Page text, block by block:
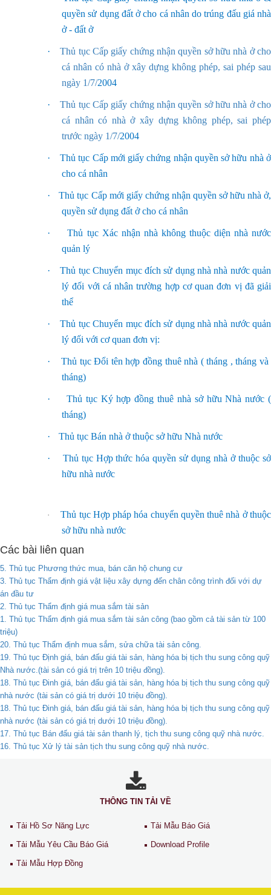
quyền sử dụng đất ở cho cá nhân do trúng đấu giá nhà
ở - đất ở
·
Thủ tục Cấp giấy chứng nhận quyền sở hữu nhà ở cho
cá nhân có nhà ở xây dựng không phép, sai phép sau
ngày 1/7/2004
·
Thủ tục Cấp giấy chứng nhận quyền sở hữu nhà ở cho
cá nhân có nhà ở xây dựng không phép, sai phép
trước ngày 1/7/2004
·
Thủ tục Cấp mới giấy chứng nhận quyền sở hữu nhà ở
cho cá nhân
·
Thủ tục Cấp mới giấy chứng nhận quyền sở hữu nhà ở,
quyền sử dụng đất ở cho cá nhân
·
Thủ tục Xác nhận nhà không thuộc diện nhà nước
quản lý
·
Thủ tục Chuyển mục đích sử dụng nhà nhà nước quản
lý đối với cá nhân trường hợp cơ quan đơn vị đã giải
thể
·
Thủ tục Chuyển mục đích sử dụng nhà nhà nước quản
lý đối với cơ quan đơn vị:
·
Thủ tục Đổi tên hợp đồng thuê nhà ( tháng , tháng và
tháng)
·
Thủ tục Ký hợp đồng thuê nhà sở hữu Nhà nước (
tháng)
· Thủ tục Bán nhà ở thuộc sở hữu Nhà nước
·
Thủ tục Hợp thức hóa quyền sử dụng nhà ở thuộc sở
hữu nhà nước
·
Thủ tục Hợp pháp hóa chuyển quyền thuê nhà ở thuộc
sở hữu nhà nước
Các bài liên quan
5. Thủ tục Phương thức mua, bán căn hộ chung cư
3. Thủ tục Thẩm định giá vật liệu xây dựng đến chân công trình đối với dự
án đầu tư
2. Thủ tục Thẩm định giá mua sắm tài sản
1. Thủ tục Thẩm định giá mua sắm tài sản công (bao gồm cả tài sản từ 100
triệu)
20. Thủ tục Thẩm định mua sắm, sửa chữa tài sản công.
19. Thủ tục Định giá, bán đấu giá tài sản, hàng hóa bị tịch thu sung công quỹ
Nhà nước.(tài sản có giá trị trên 10 triệu đồng).
18. Thủ tục Đinh giá, bán đấu giá tài sản, hàng hóa bị tịch thu sung công quỹ
nhà nước (tài sản có giá trị dưới 10 triệu đồng).
18. Thủ tục Đinh giá, bán đấu giá tài sản, hàng hóa bị tịch thu sung công quỹ
nhà nước (tài sản có giá trị dưới 10 triệu đồng).
17. Thủ tục Bán đấu giá tài sản thanh lý, tịch thu sung công quỹ nhà nước.
16. Thủ tục Xử lý tài sản tịch thu sung công quỹ nhà nước.
THÔNG TIN TẢI VỀ
Tải Hồ Sơ Năng Lực Tải Mẫu Báo Giá
Tải Mẫu Yêu Cầu Báo Giá Download Profile
Tải Mẫu Hợp Đồng